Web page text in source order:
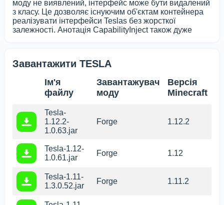
моду не виявлений, інтерфейс може бути видалений
з класу. Це дозволяє існуючим об'єктам контейнера
реалізувати інтерфейси Teslas без жорсткої
залежності. Анотація CapabilityInject також дуже
Завантажити TESLA
Ім'я
файлу
Завантажувач
моду
Версія
Minecraft
Tesla-
1.12.2-
1.0.63.jar
Forge 1.12.2
Tesla-1.12-
1.0.61.jar
Forge 1.12
Tesla-1.11-
1.3.0.52.jar
Forge 1.11.2